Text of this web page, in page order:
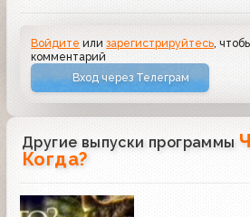
Войдите илизарегистрируйтесь ,
комментарий
Вход через Телеграм
Другие выпуски программы
Когда?